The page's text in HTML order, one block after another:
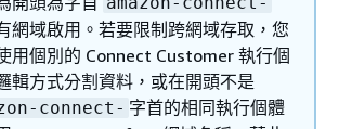
網域啟用。若要限制跨網域存取，您
用個別的 Connect Customer 執行個
輯方式分割資料，或在開頭不是
connect- 字首的相同執行個體